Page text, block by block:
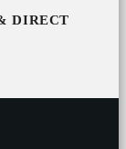
DIRECT